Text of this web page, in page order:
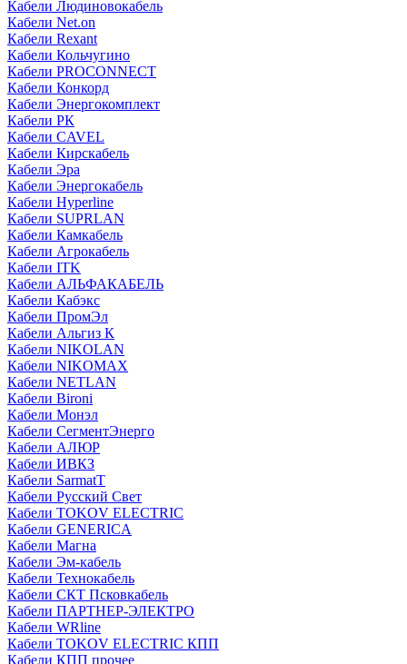
Кабели Людиновокабель
Кабели Net.on
Кабели Rexant
Кабели Кольчугино
Кабели PROCONNECT
Кабели Конкорд
Кабели Энергокомплект
Кабели РК
Кабели CAVEL
Кабели Кирскабель
Кабели Эра
Кабели Энергокабель
Кабели Hyperline
Кабели SUPRLAN
Кабели Камкабель
Кабели Агрокабель
Кабели ITK
Кабели АЛЬФАКАБЕЛЬ
Кабели Кабэкс
Кабели ПромЭл
Кабели Альгиз К
Кабели NIKOLAN
Кабели NIKOMAX
Кабели NETLAN
Кабели Bironi
Кабели Монэл
Кабели СегментЭнерго
Кабели АЛЮР
Кабели ИВКЗ
Кабели SarmatT
Кабели Русский Свет
Кабели TOKOV ELECTRIC
Кабели GENERICA
Кабели Магна
Кабели Эм-кабель
Кабели Технокабель
Кабели СКТ Псковкабель
Кабели ПАРТНЕР-ЭЛЕКТРО
Кабели WRline
Кабели TOKOV ELECTRIC КПП
Кабели КПП прочее